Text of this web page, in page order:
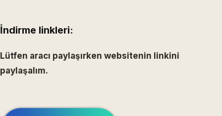
İndirme linkleri:
Lütfen aracı paylaşırken websitenin linkini
paylaşalım.